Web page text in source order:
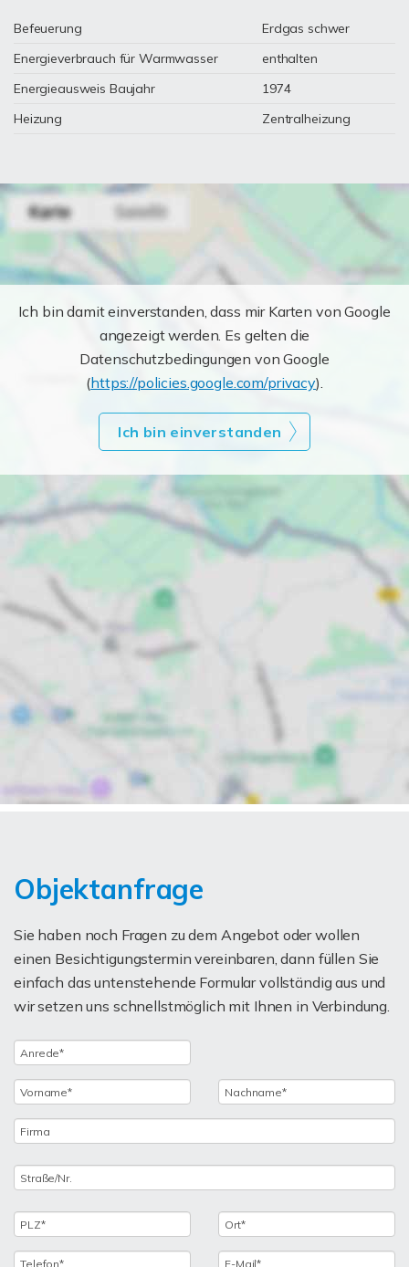
Befeuerung
Erdgas schwer
Energieverbrauch für Warmwasser
enthalten
Energieausweis Baujahr
1974
Heizung
Zentralheizung
Ich bin damit einverstanden, dass mir Karten von Google
angezeigt werden. Es gelten die
Datenschutzbedingungen von Google
(https://policies.google.com/privacy).
Ich bin einverstanden
Objektanfrage
Sie haben noch Fragen zu dem Angebot oder wollen
einen Besichtigungstermin vereinbaren, dann füllen Sie
einfach das untenstehende Formular vollständig aus und
wir setzen uns schnellstmöglich mit Ihnen in Verbindung.